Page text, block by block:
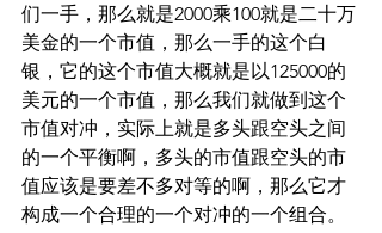
们一手，那么就是2000乘100就是二十万
美金的一个市值，那么一手的这个白
银，它的这个市值大概就是以125000的
美元的一个市值，那么我们就做到这个
市值对冲，实际上就是多头跟空头之间
的一个平衡啊，多头的市值跟空头的市
值应该是要差不多对等的啊，那么它才
构成一个合理的一个对冲的一个组合。